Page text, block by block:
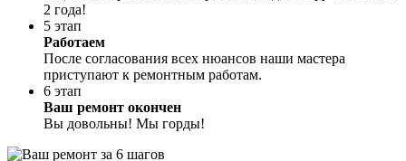
2 года!
5 этап
Работаем
После согласования всех нюансов наши мастера
приступают к ремонтным работам.
6 этап
Ваш ремонт окончен
Вы довольны! Мы горды!